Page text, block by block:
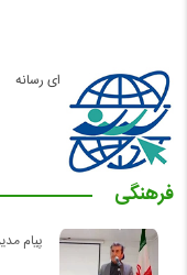
فرهنگی
پیام
ای رسانه